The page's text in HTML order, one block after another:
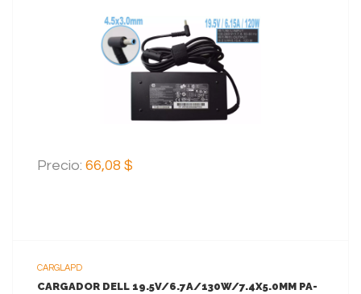
VER MAS
AGREGAR AL CARRITO
Precio: 66,08 $
CARGLAPD
CARGADOR DELL 19.5V/6.7A/130W/7.4X5.0MM PA-